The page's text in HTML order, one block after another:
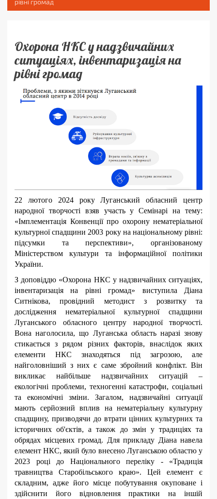
рівні громад
Охорона НКС у надзвичайних
ситуаціях, інвентаризація на
рівні громад
22 лютого 2024 року Луганський обласний центр
народної творчості взяв участь у Семінарі на тему:
«Імплементація Конвенції про охорону нематеріальної
культурної спадщини 2003 року на національному рівні:
підсумки та перспективи», організованому
Міністерством культури та інформаційної політики
України.
З доповіддю «Охорона НКС у надзвичайних ситуаціях,
інвентаризація на рівні громад» виступила Діана
Ситнікова, провідний методист з розвитку та
дослідження нематеріальної культурної спадщини
Луганського обласного центру народної творчості.
Вона наголосила, що Луганська область наразі знову
стикається з рядом різних факторів, внаслідок яких
елементи НКС знаходяться під загрозою, але
найголовніший з них є саме збройний конфлікт. Він
викликає найбільше надзвичайних ситуацій –
екологічні проблеми, техногенні катастрофи, соціальні
та економічні зміни. Загалом, надзвичайні ситуації
мають серйозний вплив на
нематеріальну культурну
спадщину, призводячи до втрати цінних культурних та
історичних об'єктів, а також до змін у традиціях та
обрядах місцевих громад. Для прикладу Діана навела
елемент НКС, який було внесено Луганською областю у
2023 році до Національного переліку - «Традиція
травництва Старобільського краю». Цей елемент є
складним, адже його місце побутування окуповане і
здійснити його відновлення практики на іншій